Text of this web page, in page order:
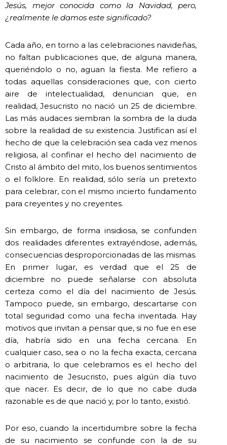
Jesús, mejor conocida como la Navidad, pero,
¿realmente le damos este significado?
Cada año, en torno a las celebraciones navideñas,
no faltan publicaciones que, de alguna manera,
queriéndolo o no, aguan la fiesta. Me refiero a
todas aquellas consideraciones que, con cierto
aire de intelectualidad, denuncian que, en
realidad, Jesucristo no nació un 25 de diciembre.
Las más audaces siembran la sombra de la duda
sobre la realidad de su existencia. Justifican así el
hecho de que la celebración sea cada vez menos
religiosa, al confinar el hecho del nacimiento de
Cristo al ámbito del mito, los buenos sentimientos
o el folklore. En realidad, sólo sería un pretexto
para celebrar, con el mismo incierto fundamento
para creyentes y no creyentes.
Sin embargo, de forma insidiosa, se confunden
dos realidades diferentes extrayéndose, además,
consecuencias desproporcionadas de las mismas.
En primer lugar, es verdad que el 25 de
diciembre no puede señalarse con absoluta
certeza como el día del nacimiento de Jesús.
Tampoco puede, sin embargo, descartarse con
total seguridad como una fecha inventada. Hay
motivos que invitan a pensar que, si no fue en ese
día, habría sido en una fecha cercana. En
cualquier caso, sea o no la fecha exacta, cercana
o arbitraria, lo que celebramos es el hecho del
nacimiento de Jesucristo, pues algún día tuvo
que nacer. Es decir, de lo que no cabe duda
razonable es de que nació y, por lo tanto, existió.
Por eso, cuando la incertidumbre sobre la fecha
de su nacimiento se confunde con la de su